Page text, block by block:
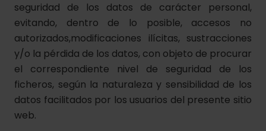
seguridad de los datos de carácter personal,
evitando, dentro de lo posible, accesos no
autorizados,modificaciones ilícitas, sustracciones
y/o la pérdida de los datos, con objeto de procurar
el correspondiente nivel de seguridad de los
ficheros, según la naturaleza y sensibilidad de los
datos facilitados por los usuarios del presente sitio
web.